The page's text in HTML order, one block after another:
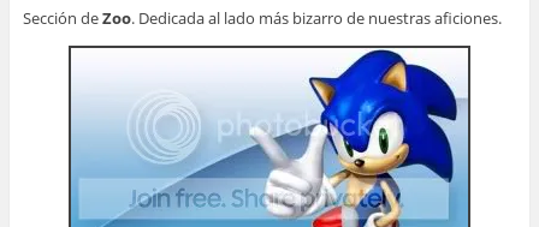
Sección deZoo. Dedicada al lado más bizarro de nuestras aficiones.